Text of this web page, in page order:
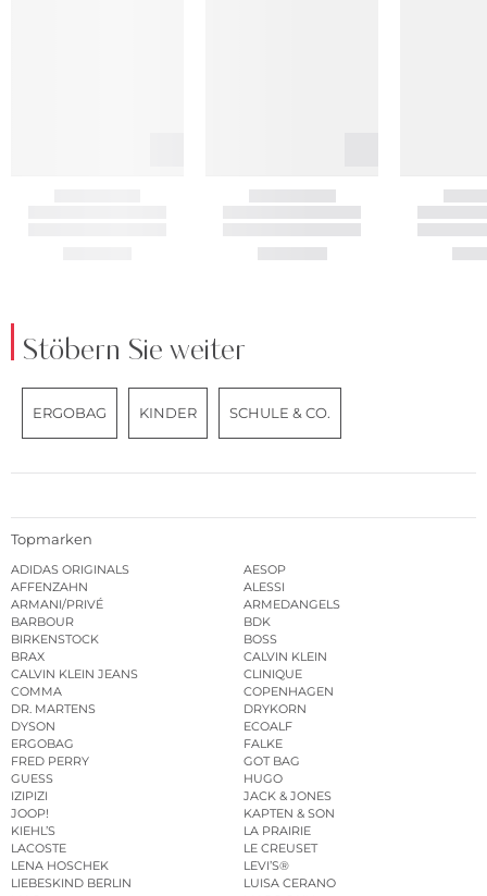
Stöbern Sie weiter
ERGOBAG KINDER SCHULE & CO.
Topmarken
ADIDAS ORIGINALS
AESOP
AFFENZAHN
ALESSI
ARMANI/PRIVÉ
ARMEDANGELS
BARBOUR
BDK
BIRKENSTOCK
BOSS
BRAX
CALVIN KLEIN
CALVIN KLEIN JEANS
CLINIQUE
COMMA
COPENHAGEN
DR. MARTENS
DRYKORN
DYSON
ECOALF
ERGOBAG
FALKE
FRED PERRY
GOT BAG
GUESS
HUGO
IZIPIZI
JACK & JONES
JOOP!
KAPTEN & SON
KIEHL’S
LA PRAIRIE
LACOSTE
LE CREUSET
LENA HOSCHEK
LEVI’S®
LIEBESKIND BERLIN
LUISA CERANO